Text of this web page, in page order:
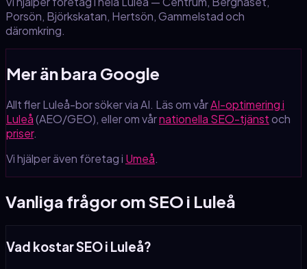
Porsön, Björkskatan, Hertsön, Gammelstadoch
däromkring.
Mer än bara Google
Allt flerLuleå-bor söker via AI. Läs om vårAI-optimeringi
Luleå(AEO/GEO), eller om vårnationella SEO-tjänstoch
priser.
Vi hjälper även företag i Umeå.
Vanliga frågor om SEO i Luleå
Vad kostar SEO i Luleå?